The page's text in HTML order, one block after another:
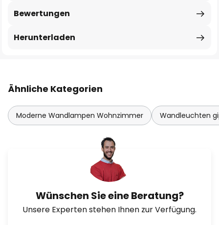
Bewertungen
Herunterladen
Ähnliche Kategorien
Moderne Wandlampen Wohnzimmer Wandleuchten
Wünschen Sie eine Beratung?
Unsere Experten stehen Ihnen zur Verfügung.